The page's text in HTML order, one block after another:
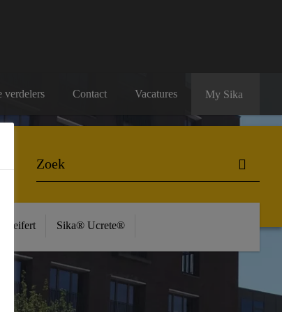
verdelers Contact Vacatures My Sika
Seifert Sika® Ucrete®